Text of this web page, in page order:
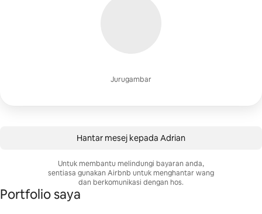
Jurugambar
Hantar mesej kepada Adrian
Untuk membantu melindungi bayaran anda,
sentiasa gunakan Airbnb untuk menghantar wang
dan berkomunikasi dengan hos.
Portfolio saya